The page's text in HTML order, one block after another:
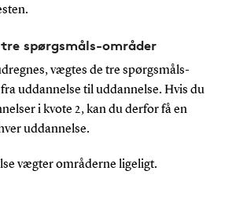
spørgsmåls-områder
vægtes de tre spørgsmåls-
uddannelse til uddannelse. Hvis du
i kvote 2, kan du derfor få en
uddannelse.
vægter områderne ligeligt.